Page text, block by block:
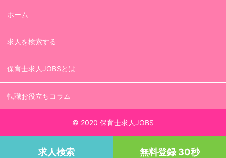
ホーム
求人を検索する
保育士求人JOBSとは
転職お役立ちコラム
© 2020 保育士求人JOBS
求人検索 無料登録 30秒